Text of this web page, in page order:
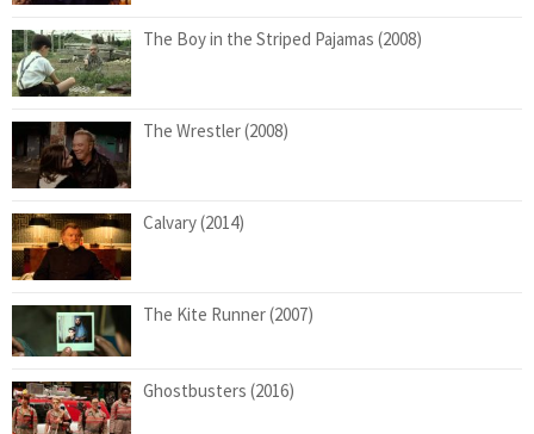
The Boy in the Striped Pajamas (2008)
The Wrestler (2008)
Calvary (2014)
The Kite Runner (2007)
Ghostbusters (2016)